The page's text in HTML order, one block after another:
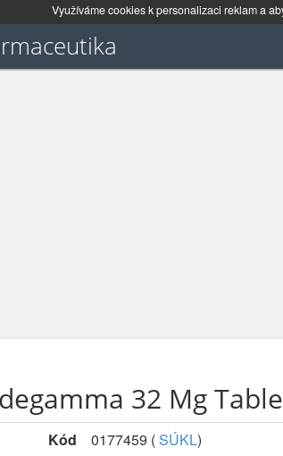
Využíváme cookies k personalizaci reklam a
32 Mg
Kód 0177459 (SÚKL)